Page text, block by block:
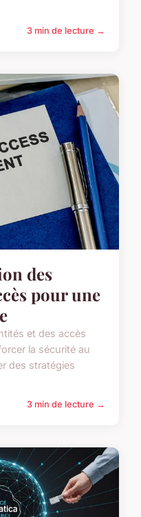
3 min de lecture →
des
pour une
et des accès
la sécurité au
des stratégies
3 min de lecture →